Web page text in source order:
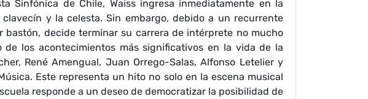
Sinfónica de Chile, Waiss ingresa inmediatamente en la
y la celesta. Sin embargo, debido a un recurrente
bastón, decide terminar su carrera de intérprete no mucho
de los acontecimientos más significativos en la vida de la
René Amengual, Juan Orrego-Salas, Alfonso Letelier y
Este representa un hito no solo en la escena musical
responde a un deseo de democratizar la posibilidad de